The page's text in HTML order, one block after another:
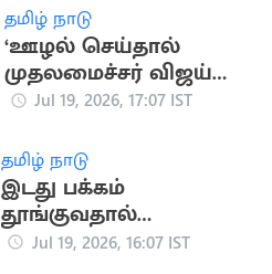
தமிழ் நாடு
‘ஊழல் செய்தால்
முதலமைச்சர் விஜய்
நீக்கிவிடுவார்’..
Jul 19, 2026, 17:07 IST
தமிழ் நாடு
இடது பக்கம்
தூங்குவதால்
கிடைக்கும் முக்கிய
Jul 19, 2026, 16:07 IST